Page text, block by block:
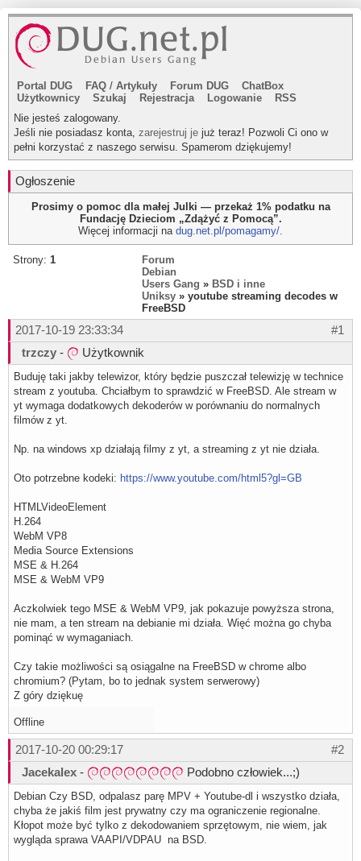
Portal DUG FAQ / Artykuły Forum DUG
ChatBox
Użytkownicy
Szukaj Rejestracja Logowanie
RSS
Nie jesteś zalogowany.
Jeśli nie posiadasz konta, zarejestruj je już teraz! Pozwoli Ci ono w
pełni korzystać z naszego serwisu. Spamerom dziękujemy!
Ogłoszenie
Prosimy o pomoc dla małej Julki — przekaż 1% podatku na
Fundację Dzieciom „Zdążyć z Pomocą”.
Więcej informacji na dug.net.pl/pomagamy/.
Strony: 1
Forum
Debian
Users Gang » BSD i inne
Uniksy » youtube streaming decodes w
FreeBSD
#1
2017-10-19 23:33:34
trzczy - Użytkownik
Buduję taki jakby telewizor, który będzie puszczał telewizję w technice
stream z youtuba. Chciałbym to sprawdzić w FreeBSD. Ale stream w
yt wymaga dodatkowych dekoderów w porównaniu do normalnych
filmów z yt.
Np. na windows xp działają filmy z yt, a streaming z yt nie działa.
Oto potrzebne kodeki: https://www.youtube.com/html5?gl=GB
HTMLVideoElement
H.264
WebM VP8
Media Source Extensions
MSE & H.264
MSE & WebM VP9
Aczkolwiek tego MSE & WebM VP9, jak pokazuje powyższa strona,
nie mam, a ten stream na debianie mi działa. Więć można go chyba
pominąć w wymaganiach.
Czy takie możliwości są osiągalne na FreeBSD w chrome albo
chromium? (Pytam, bo to jednak system serwerowy)
Z góry dziękuę
Offline
#2
2017-10-20 00:29:17
Jacekalex - Podobno człowiek...;)
Debian Czy BSD, odpalasz parę MPV + Youtube-dl i wszystko działa,
chyba że jakiś film jest prywatny czy ma ograniczenie regionalne.
Kłopot może być tylko z dekodowaniem sprzętowym, nie wiem, jak
wygląda sprawa VAAPI/VDPAU na BSD.